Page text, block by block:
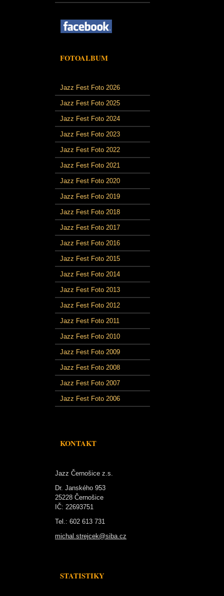
FOTOALBUM
Jazz Fest Foto 2026
Jazz Fest Foto 2025
Jazz Fest Foto 2024
Jazz Fest Foto 2023
Jazz Fest Foto 2022
Jazz Fest Foto 2021
Jazz Fest Foto 2020
Jazz Fest Foto 2019
Jazz Fest Foto 2018
Jazz Fest Foto 2017
Jazz Fest Foto 2016
Jazz Fest Foto 2015
Jazz Fest Foto 2014
Jazz Fest Foto 2013
Jazz Fest Foto 2012
Jazz Fest Foto 2011
Jazz Fest Foto 2010
Jazz Fest Foto 2009
Jazz Fest Foto 2008
Jazz Fest Foto 2007
Jazz Fest Foto 2006
KONTAKT
Jazz Černošice z.s.
Dr. Janského 953
25228 Černošice
IČ: 22693751
Tel.: 602 613 731
michal.strejcek@siba.cz
STATISTIKY